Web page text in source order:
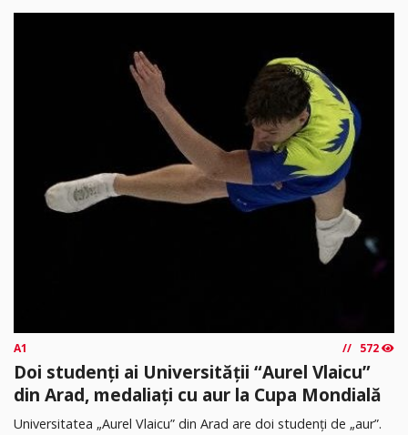
A1 572
Doi studenți ai Universității “Aurel Vlaicu”
din Arad, medaliați cu aur la Cupa Mondială
Universitatea „Aurel Vlaicu” din Arad are doi studenți de „aur”.